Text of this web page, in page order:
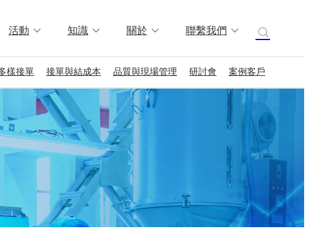
活動 知識 關於 聯繫我們
樣接單 接單與結成本 品質與現場管理 研討會 案例客戶